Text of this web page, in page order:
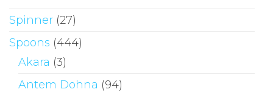
Spinner (27)
Spoons (444)
Akara (3)
Antem Dohna (94)